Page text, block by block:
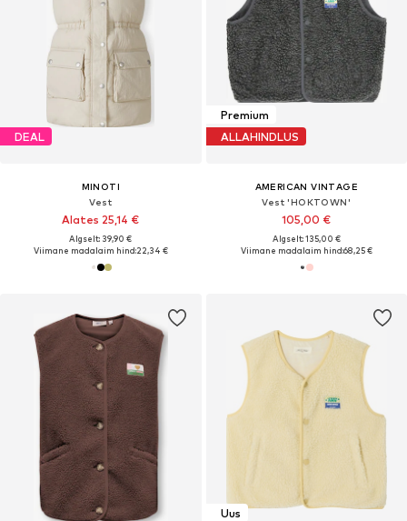
DEAL
MINOTI
Vest
Alates 25,14 €
Algselt: 39,90 €
Viimane madalaim hind:22,34 €
Premium
ALLAHINDLUS
AMERICAN VINTAGE
Vest 'HOKTOWN'
105,00 €
Algselt: 135,00 €
Viimane madalaim hind:68,25 €
Uus